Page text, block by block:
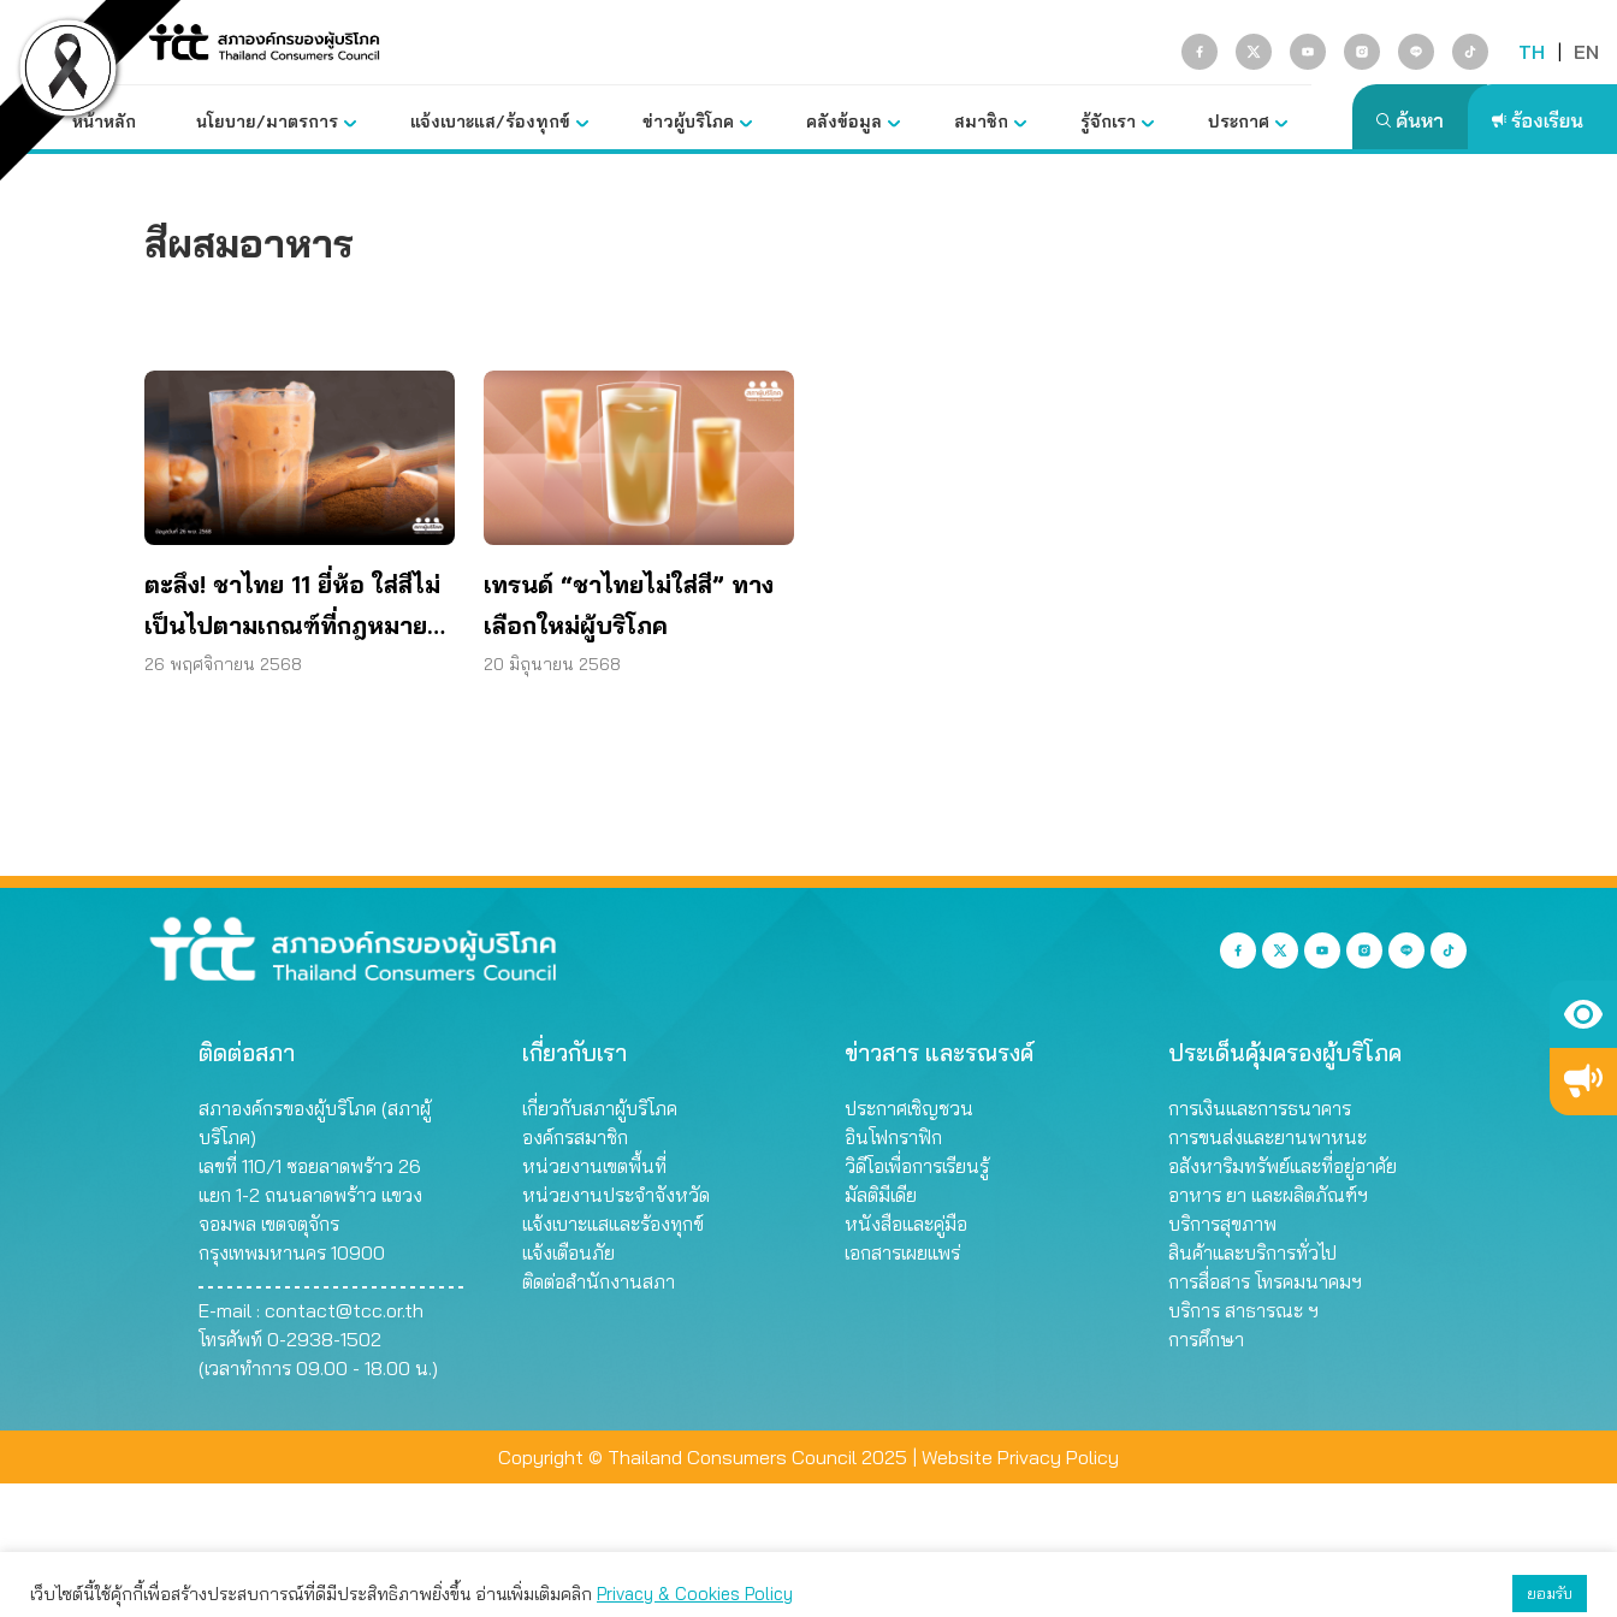
content
TH | EN
หน้าหลัก นโยบาย/มาตรการ แจ้งเบาะแส/ร้องทุกข์ ข่าวผู้บริโภค คลังข้อมูล สมาชิก รู้จักเรา ประกาศ
สีผสมอาหาร
ตะลึง! ชาไทย 11 ยี่ห้อ ใส่สีไม่
เป็นไปตามเกณฑ์ที่กฎหมาย
กำหนด ผู้บริโภคเสี่ยงไม่
26 พฤศจิกายน 2568
เทรนด์ “ชาไทยไม่ใส่สี” ทาง
เลือกใหม่ผู้บริโภค
20 มิถุนายน 2568
ติดต่อสภา
สภาองค์กรของผู้บริโภค (สภาผู้
บริโภค)
เลขที่ 110/1 ซอยลาดพร้าว 26
แยก 1-2 ถนนลาดพร้าว แขวง
จอมพล เขตจตุจักร
กรุงเทพมหานคร 10900
E-mail : contact@tcc.or.th
โทรศัพท์ 0-2938-1502
(เวลาทำการ 09.00 - 18.00 น.)
เกี่ยวกับเรา
เกี่ยวกับสภาผู้บริโภค
องค์กรสมาชิก
หน่วยงานเขตพื้นที่
หน่วยงานประจำจังหวัด
แจ้งเบาะแสและร้องทุกข์
แจ้งเตือนภัย
ติดต่อสำนักงานสภา
ข่าวสาร และรณรงค์
ประกาศเชิญชวน
อินโฟกราฟิก
วิดีโอเพื่อการเรียนรู้
มัลติมีเดีย
หนังสือและคู่มือ
เอกสารเผยแพร่
ประเด็นคุ้มครองผู้บริโภค
การเงินและการธนาคาร
การขนส่งและยานพาหนะ
อสังหาริมทรัพย์และที่อยู่อาศัย
อาหาร ยา และผลิตภัณฑ์ฯ
บริการสุขภาพ
สินค้าและบริการทั่วไป
การสื่อสาร โทรคมนาคมฯ
บริการ สาธารณะ ฯ
การศึกษา
Copyright © Thailand Consumers Council 2025 | Website Privacy Policy
เว็บไซต์นี้ใช้คุ้กกี้เพื่อสร้างประสบการณ์ที่ดีมีประสิทธิภาพยิ่งขึ้น อ่านเพิ่มเติมคลิก Privacy & Cookies Policy ยอมรับ
เว็บไซต์นี้ใช้คุกกี้เพื่อมอบประสบการณ์การใช้งานที่ดีให้แก่ท่าน คุณสามารถเลือกตั้งค่าความเป็นส่วนตัวได้